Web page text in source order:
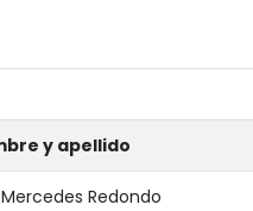
y apellido
Redondo